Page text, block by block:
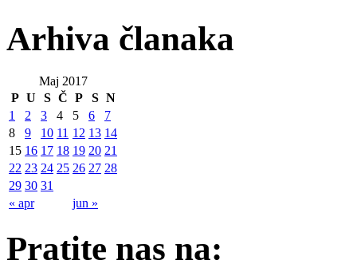
Arhiva članaka
Maj 2017
P U S Č P S N
« apr jun »
1 2 3 4 5 6
7
8
9 10 11 12 13 14
15 16 17 18 19 20 21
22 23 24 25 26 27 28
29 30 31
Pratite nas na: